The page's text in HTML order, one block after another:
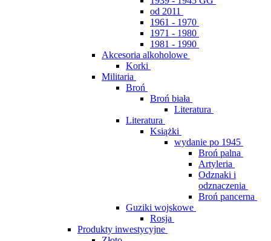
od 2011
1961 - 1970
1971 - 1980
1981 - 1990
Akcesoria alkoholowe
Korki
Militaria
Broń
Broń biała
Literatura
Literatura
Książki
wydanie po 1945
Broń palna
Artyleria
Odznaki i
odznaczenia
Broń pancerna
Guziki wojskowe
Rosja
Produkty inwestycyjne